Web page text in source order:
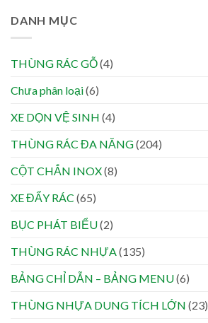
DANH MỤC
THÙNG RÁC GỖ(4)
Chưa phân loại(6)
XE DỌN VỆ SINH (4)
THÙNG RÁC ĐA NĂNG(204)
CỘT CHẮN INOX(8)
XE ĐẨY RÁC (65)
BỤC PHÁT BIỂU(2)
THÙNG RÁC NHỰA (135)
BẢNG CHỈ DẪN – BẢNG MENU(6)
THÙNG NHỰA DUNG TÍCH LỚN (23)